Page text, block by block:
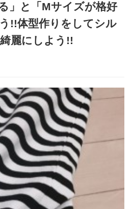
」と「Mサイズが格好
!!体型作りをしてシル
麗にしよう!!